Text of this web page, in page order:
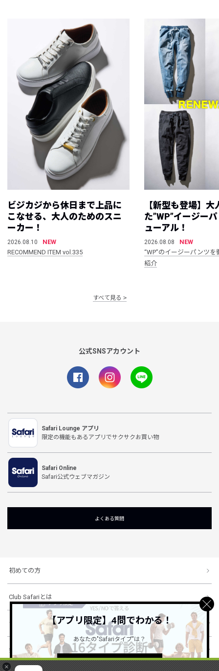
×
ビジカジから休日まで上品に
こなせる、大人のためのスニ
ーカー！
2026.08.10
NEW
RECOMMEND ITEM vol.335
【新型も登場】大
た”WP”イージー
ューアル！
2026.08.08
NEW
“WP”のイージーパンツ
紹介
すべて見る
公式SNSアカウント
Safari Lounge アプリ
限定の機能もあるアプリでサクサクお買い物
Safari Online
Safari公式ウェブマガジン
よくある質問
初めての方
Club Safariとは
ショッピングガイド
会社概要・規約
【アプリ限定】4問でわかる！
あなたの"Safariタイプ"は？
詳しくはこちら ＞